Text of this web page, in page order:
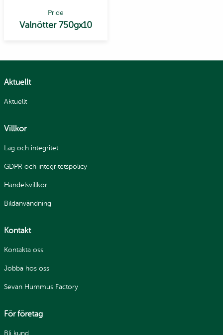
Pride
Valnötter 750gx10
Aktuellt
Aktuellt
Villkor
Lag och integritet
GDPR och integritetspolicy
Handelsvillkor
Bildanvändning
Kontakt
Kontakta oss
Jobba hos oss
Sevan Hummus Factory
För företag
Bli kund